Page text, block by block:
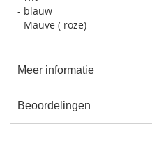
- blauw
- Mauve ( roze)
Meer informatie
Beoordelingen